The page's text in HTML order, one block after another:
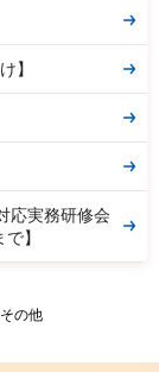
】
応実務研修会
】
の他